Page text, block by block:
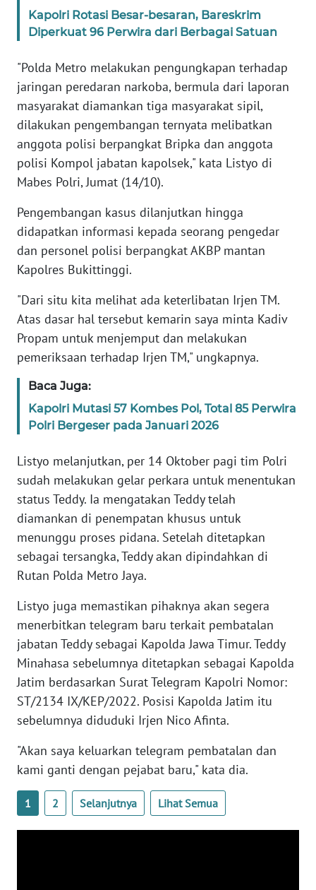
Kapolri Rotasi Besar-besaran, Bareskrim
Diperkuat 96 Perwira dari Berbagai Satuan
"Polda Metro melakukan pengungkapan terhadap
jaringan peredaran narkoba, bermula dari laporan
masyarakat diamankan tiga masyarakat sipil,
dilakukan pengembangan ternyata melibatkan
anggota polisi berpangkat Bripka dan anggota
polisi Kompol jabatan kapolsek," kata Listyo di
Mabes Polri, Jumat (14/10).
Pengembangan kasus dilanjutkan hingga
didapatkan informasi kepada seorang pengedar
dan personel polisi berpangkat AKBP mantan
Kapolres Bukittinggi.
"Dari situ kita melihat ada keterlibatan Irjen TM.
Atas dasar hal tersebut kemarin saya minta Kadiv
Propam untuk menjemput dan melakukan
pemeriksaan terhadap Irjen TM," ungkapnya.
Baca Juga:
Kapolri Mutasi 57 Kombes Pol, Total 85 Perwira
Polri Bergeser pada Januari 2026
Listyo melanjutkan, per 14 Oktober pagi tim Polri
sudah melakukan gelar perkara untuk menentukan
status Teddy. Ia mengatakan Teddy telah
diamankan di penempatan khusus untuk
menunggu proses pidana. Setelah ditetapkan
sebagai tersangka, Teddy akan dipindahkan di
Rutan Polda Metro Jaya.
Listyo juga memastikan pihaknya akan segera
menerbitkan telegram baru terkait pembatalan
jabatan Teddy sebagai Kapolda Jawa Timur. Teddy
Minahasa sebelumnya ditetapkan sebagai Kapolda
Jatim berdasarkan Surat Telegram Kapolri Nomor:
ST/2134 IX/KEP/2022. Posisi Kapolda Jatim itu
sebelumnya diduduki Irjen Nico Afinta.
"Akan saya keluarkan telegram pembatalan dan
kami ganti dengan pejabat baru," kata dia.
1 2 Selanjutnya Lihat Semua
KONTAK
KAMI
INFO
IKLAN
TENTANG
KAMI
PEDOMAN
MEDIA
REDAKSI
KARIR
DISCLAIMER
Wahana
News
Regional
WN
SUMUT
WN
JAKARTA
WN
BANTEN
WN
NTT
KEPRI
WN
WN
PAPUA
BARAT